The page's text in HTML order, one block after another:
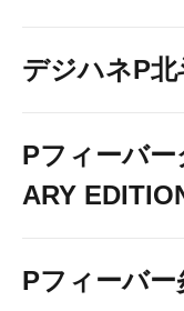
デジハネP
Pフィーバ
ARY
Pフィーバ